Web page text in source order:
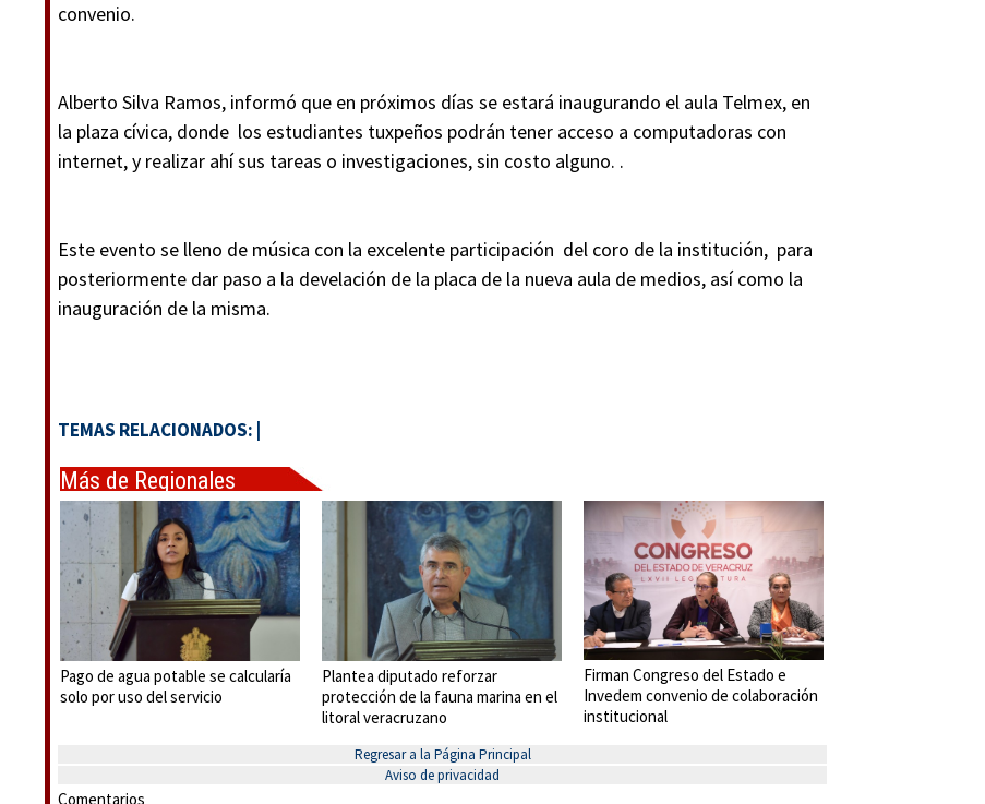
convenio.
Alberto Silva Ramos, informó que en próximos días se estará inaugurando el aula Telmex, en
la plaza cívica, donde los estudiantes tuxpeños podrán tener acceso a computadoras con
internet, y realizar ahí sus tareas o investigaciones, sin costo alguno. .
Este evento se lleno de música con la excelente participación del coro de la institución, para
posteriormente dar paso a la develación de la placa de la nueva aula de medios, así como la
inauguración de la misma.
TEMAS RELACIONADOS:
Más de Regionales
Pago de agua potable se calcularía
solo por uso del servicio
Plantea diputado reforzar
protección de la fauna marina en el
litoral veracruzano
Firman Congreso del Estado e
Invedem convenio de colaboración
institucional
Regresar a la Página Principal
Aviso de privacidad
Comentarios